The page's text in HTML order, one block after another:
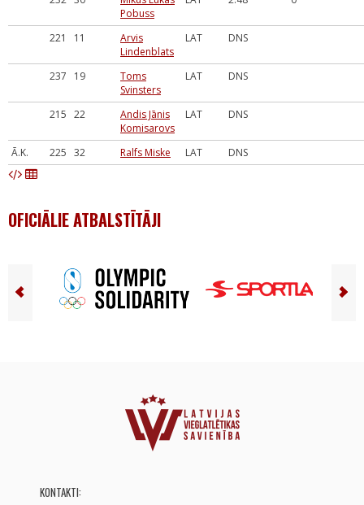
Pobuss
221 11
Arvis
Lindenblats
LAT DNS
237 19
Toms
Svinsters
LAT DNS
215 22
Andis Jānis
Komisarovs
LAT DNS
Ā.K. 225 32 Ralfs Miske LAT DNS
OFICIĀLIE ATBALSTĪTĀJI
KONTAKTI: